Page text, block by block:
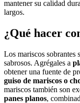
mantener su calidad
largos.
¿Qué hacer
Los mariscos sobrantes
sabrosos. Agrégales a
obtener una fuente de
guiso de mariscos o
mariscos también son
panes planos,